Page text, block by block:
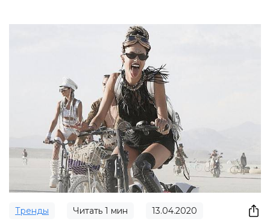
Тренды Читать 1 мин 13.04.2020